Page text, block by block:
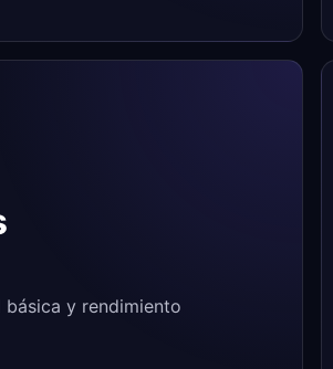
y rendimiento